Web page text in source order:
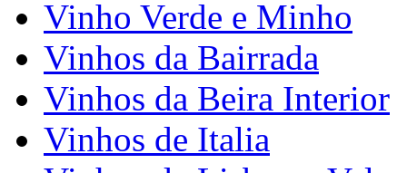
Vinho Verde e Minho
Vinhos da Bairrada
Vinhos da Beira Interior
Vinhos de Italia